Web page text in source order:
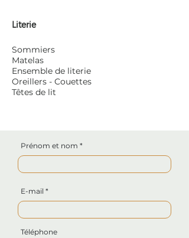
Literie
Sommiers
Matelas
Ensemble de literie
Oreillers - Couettes
Têtes de lit
Prénom et nom
E-mail
Téléphone